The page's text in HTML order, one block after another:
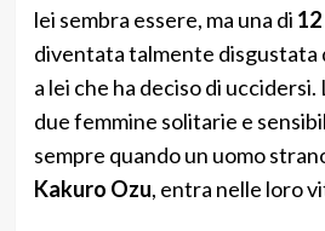
lei sembra essere, ma una di
diventata talmente
a lei che ha deciso di
due femmine solitarie e
sempre quando un uomo
Kakuro Ozu, entra nelle loro